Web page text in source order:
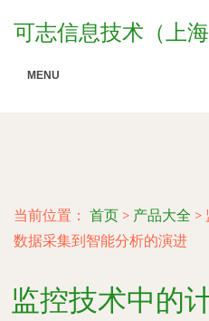
可志信息技术（上
MENU
当前位置： 首页 > 产品大全 >
数据采集到智能分析的演进
监控技术中的